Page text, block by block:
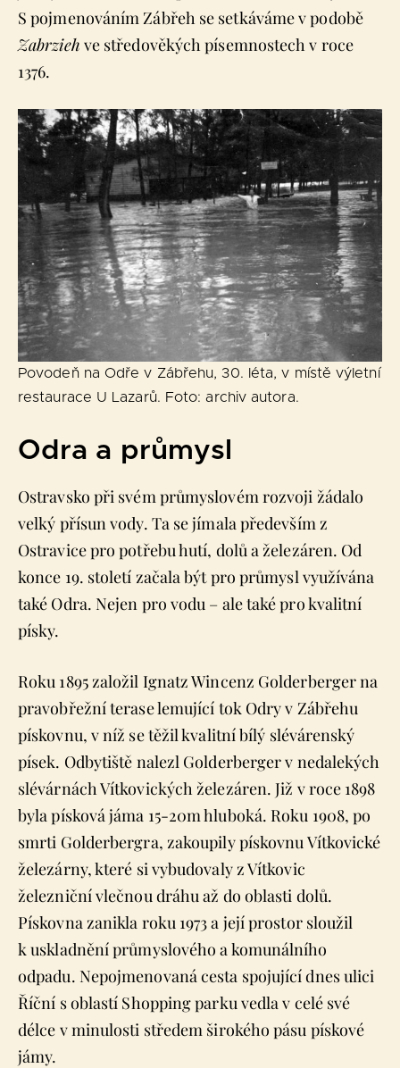
S pojmenováním Zábřeh se setkáváme v podobě
Zabrzieh ve středověkých písemnostech v roce
1376.
Povodeň na Odře v Zábřehu, 30. léta, v místě výletní
restaurace U Lazarů. Foto: archiv autora.
Odra a průmysl
Ostravsko při svém průmyslovém rozvoji žádalo
velký přísun vody. Ta se jímala především z
Ostravice pro potřebu hutí, dolů a železáren. Od
konce 19. století začala být pro průmysl využívána
také Odra. Nejen pro vodu – ale také pro kvalitní
písky.
Roku 1895 založil Ignatz Wincenz Golderberger na
pravobřežní terase lemující tok Odry v Zábřehu
pískovnu, v níž se těžil kvalitní bílý slévárenský
písek. Odbytiště nalezl Golderberger v nedalekých
slévárnách Vítkovických železáren. Již v roce 1898
byla písková jáma 15-20m hluboká. Roku 1908, po
smrti Golderbergra, zakoupily pískovnu Vítkovické
železárny, které si vybudovaly z Vítkovic
železniční vlečnou dráhu až do oblasti dolů.
Pískovna zanikla roku 1973 a její prostor sloužil
k uskladnění průmyslového a komunálního
odpadu. Nepojmenovaná cesta spojující dnes ulici
Říční s oblastí Shopping parku vedla v celé své
délce v minulosti středem širokého pásu pískové
jámy.